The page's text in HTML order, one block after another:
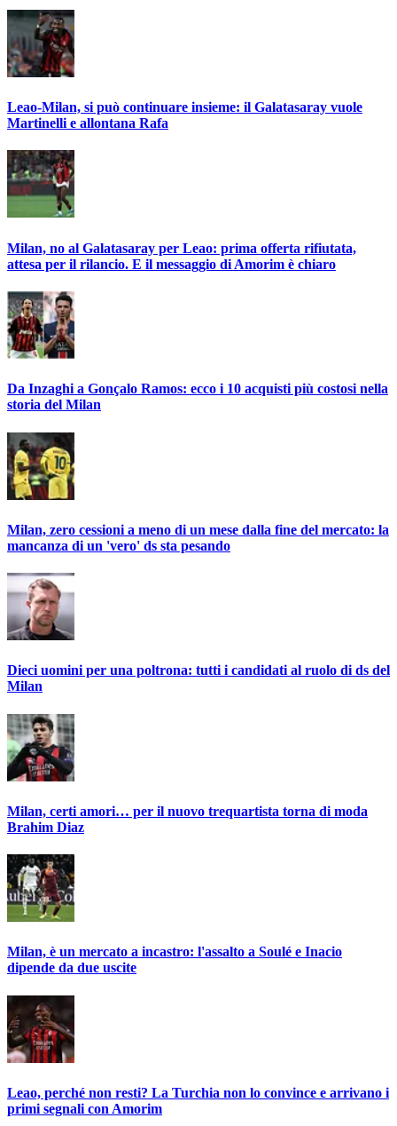
Leao-Milan, si può continuare insieme: il Galatasaray vuole
Martinelli e allontana Rafa
Milan, no al Galatasaray per Leao: prima offerta rifiutata,
attesa per il rilancio. E il messaggio di Amorim è chiaro
Da Inzaghi a Gonçalo Ramos: ecco i 10 acquisti più costosi nella
storia del Milan
Milan, zero cessioni a meno di un mese dalla fine del mercato: la
mancanza di un 'vero' ds sta pesando
Dieci uomini per una poltrona: tutti i candidati al ruolo di ds del
Milan
Milan, certi amori… per il nuovo trequartista torna di moda
Brahim Diaz
Milan, è un mercato a incastro: l'assalto a Soulé e Inacio
dipende da due uscite
Leao, perché non resti? La Turchia non lo convince e arrivano i
primi segnali con Amorim